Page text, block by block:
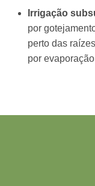
Irrigação
por
perto das
por